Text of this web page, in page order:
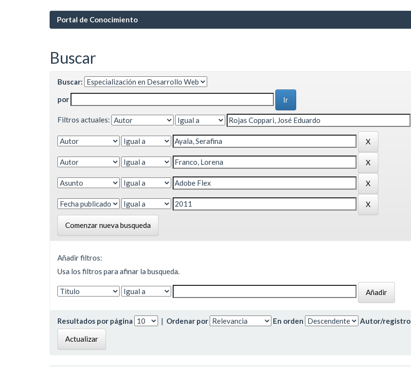
Portal de Conocimiento
Buscar
Buscar:
por
Filtros actuales:
Comenzar nueva busqueda
Añadir filtros:
Usa los filtros para afinar la busqueda.
Resultados por página | Ordenar por En orden Autor/registro